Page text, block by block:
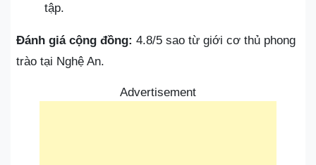
tập.
Đánh giá cộng đồng: 4.8/5 sao từ giới cơ thủ phong
trào tại Nghệ An.
Advertisement